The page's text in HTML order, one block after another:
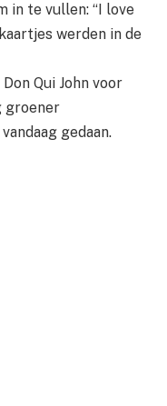
in te vullen: “I love
werden in de
Qui John voor
groener
gedaan.